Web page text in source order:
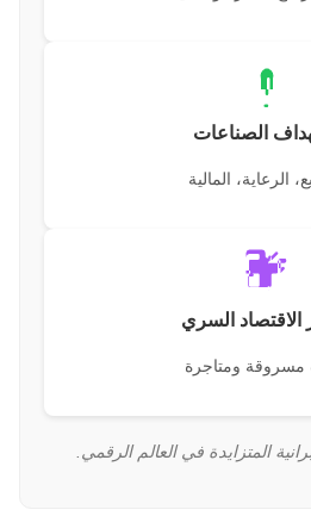
الصناعات
الرعاية، المالية
الاقتصاد السري
مسروقة ومتاجرة
المتزايدة في العالم الرقمي.